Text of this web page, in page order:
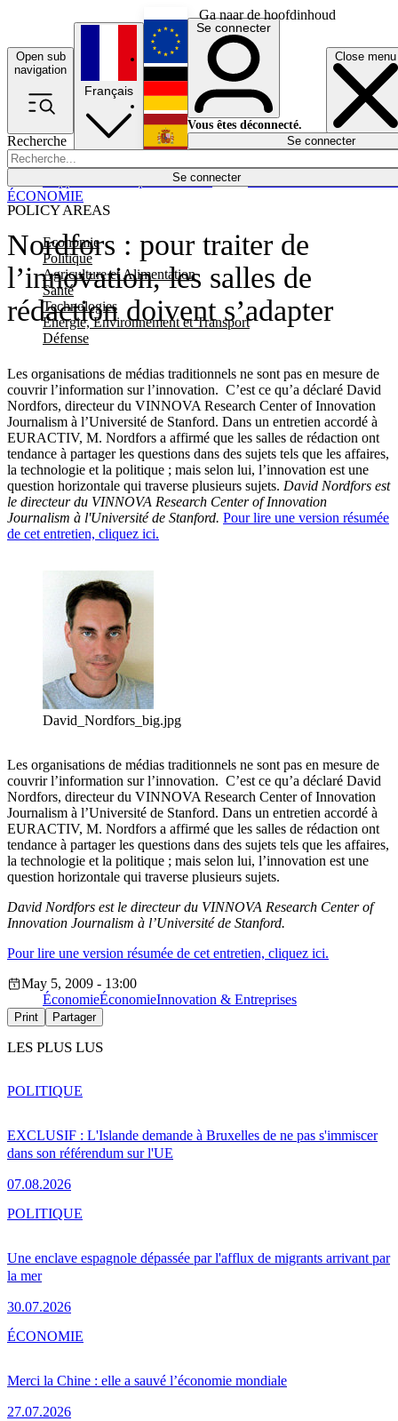
Ga naar de hoofdinhoud
Open sub
navigation
Close menu
Recherche
Se connecter
POLICY AREAS
Economie
Politique
Agriculture et Alimentation
Santé
Technologies
Energie, Environnement et Transport
Défense
Économie
Français
English
Deutsch
Español
Se connecter
Vous êtes déconnecté.
Se connecter
Nordfors : pour traiter de
l’innovation, les salles de
rédaction doivent s’adapter
Les organisations de médias traditionnels ne sont pas en mesure de
couvrir l’information sur l’innovation. C’est ce qu’a déclaré David
Nordfors, directeur du VINNOVA Research Center of Innovation
Journalism à l’Université de Stanford. Dans un entretien accordé à
EURACTIV, M. Nordfors a affirmé que les salles de rédaction ont
tendance à partager les questions dans des sujets tels que les affaires,
la technologie et la politique ; mais selon lui, l’innovation est une
question horizontale qui traverse plusieurs sujets. David Nordfors est
le directeur du VINNOVA Research Center of Innovation
Journalism à l'Université de Stanford. Pour lire une version résumée
de cet entretien, cliquez ici.
ÉCONOMIE
David_Nordfors_big.jpg
Les organisations de médias traditionnels ne sont pas en mesure de
couvrir l’information sur l’innovation. C’est ce qu’a déclaré David
Nordfors, directeur du VINNOVA Research Center of Innovation
Journalism à l’Université de Stanford. Dans un entretien accordé à
EURACTIV, M. Nordfors a affirmé que les salles de rédaction ont
tendance à partager les questions dans des sujets tels que les affaires,
la technologie et la politique ; mais selon lui, l’innovation est une
question horizontale qui traverse plusieurs sujets.
David Nordfors est le directeur du VINNOVA Research Center of
Innovation Journalism à l’Université de Stanford.
Pour lire une version résumée de cet entretien, cliquez ici.
May 5, 2009 - 13:00
ÉconomieÉconomieInnovation & Entreprises
Print Partager
LES PLUS LUS
EXCLUSIF : L'Islande demande à Bruxelles de ne pas s'immiscer
dans son référendum sur l'UE
07.08.2026
POLITIQUE
Une enclave espagnole dépassée par l'afflux de migrants arrivant par
la mer
30.07.2026
POLITIQUE
Merci la Chine : elle a sauvé l’économie mondiale
27.07.2026
ÉCONOMIE